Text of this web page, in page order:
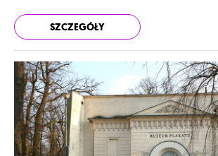
SZCZEGÓŁY